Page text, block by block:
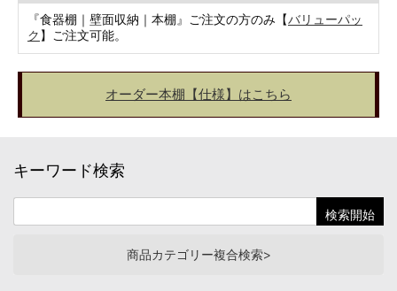
『食器棚｜壁面収納｜本棚』ご注文の方のみ【バリューパッ
ク 】ご注文可能。
オーダー本棚【仕様】はこちら
キーワード検索
商品カテゴリー複合検索>